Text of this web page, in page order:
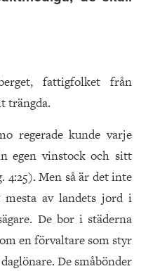
fattigfolket från
trängda.
regerade kunde varje
egen vinstock och sitt
4:25). Men så är det inte
av landets jord i
De bor i städerna
en förvaltare som styr
De småbönder